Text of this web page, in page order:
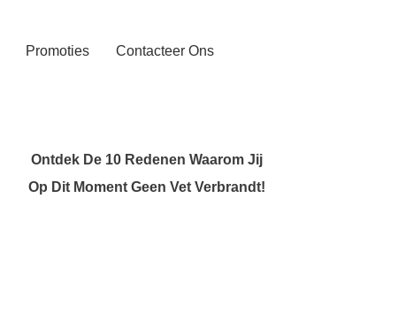
Promoties Contacteer Ons
Ontdek De 10 Redenen Waarom Jij
Op Dit Moment Geen Vet Verbrandt!